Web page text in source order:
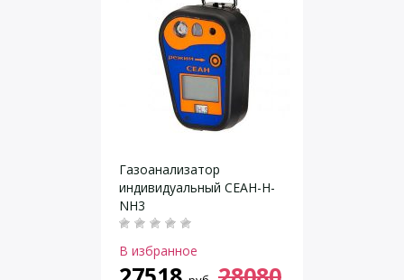
Газоанализатор
индивидуальный СЕАН-Н-
NH3
В избранное